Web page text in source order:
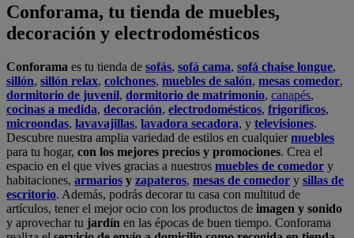
Conforama, tu tienda de muebles,
decoración y electrodomésticos
Conforama es tu tienda de sofás, sofá cama, sofá chaise longue,
sillón, sillón relax, colchones, muebles de salón, mesas comedor,
dormitorio de juvenil, dormitorio de matrimonio, canapés,
cocinas a medida, decoración, electrodomésticos, frigoríficos,
microondas, lavavajillas, lavadora secadora, y televisiones.
Descubre nuestra amplia variedad de estilos en cualquiermuebles
para tu hogar, con los mejores precios y promociones. Crea el
espacio en el que vives gracias a nuestros muebles de comedor y
habitaciones, armarios y zapateros, mesas de comedor y sillas de
escritorio. Además, podrás decorar tu casa con multitud de
artículos, tener el mejor ocio con los productos de imagen y sonido
y aprovechar tu jardín en las épocas de buen tiempo. Conforama